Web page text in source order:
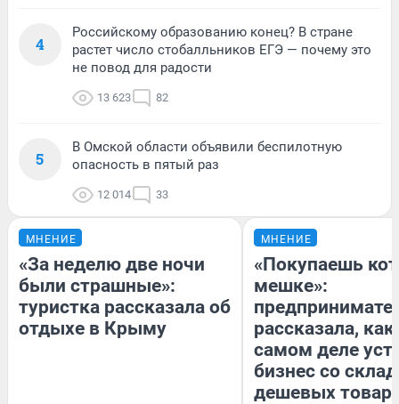
4
Российскому образованию конец? В стране
растет число стобалльников ЕГЭ — почему это
не повод для радости
13 623 82
5
В Омской области объявили беспилотную
опасность в пятый раз
12 014 33
МНЕНИЕ
«За неделю две ночи
были страшные»:
туристка рассказала об
отдыхе в Крыму
МНЕНИЕ
«Покупаешь
мешке»:
рассказала, как
самом деле
бизнес со
дешевых